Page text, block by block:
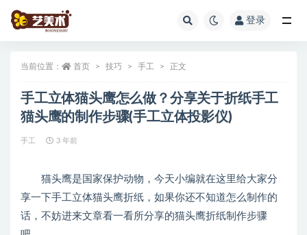
登录
当前位置： 首页 技巧 手工 正文
手工立体猫头鹰怎么做？分享关于折纸手工
猫头鹰的制作步骤(手工立体投影仪)
手工 3 年前
猫头鹰是国家保护动物，今天小编就在这里给大家分
享一下手工立体猫头鹰折纸，如果你还不知道怎么制作的
话，不妨进来文章看一看所分享的猫头鹰折纸制作步骤